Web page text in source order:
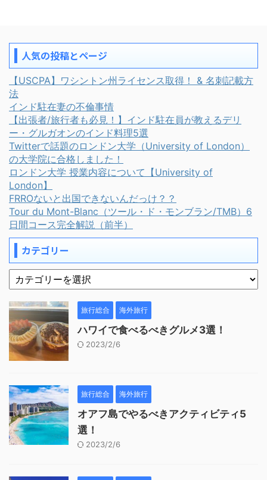
人気の投稿とページ
【USCPA】ワシントン州ライセンス取得！ & 名刺記載方
法
インド駐在妻の不倫事情
【出張者/旅行者も必見！】インド駐在員が教えるデリ
ー・グルガオンのインド料理5選
Twitterで話題のロンドン大学（University of London）
の大学院に合格しました！
ロンドン大学 授業内容について【University of
London】
FRROないと出国できないんだっけ？？
Tour du Mont-Blanc（ツール・ド・モンブラン/TMB）6
日間コース完全解説（前半）
カテゴリー
旅行総合 海外旅行
ハワイで食べるべきグルメ3選！
2023/2/6
旅行総合 海外旅行
オアフ島でやるべきアクティビティ5
選！
2023/2/6